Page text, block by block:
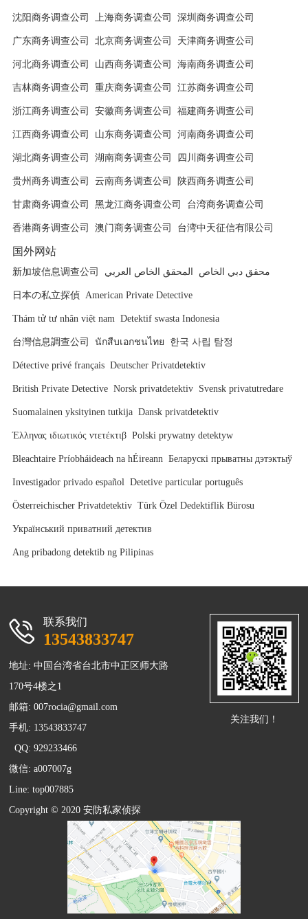
沈阳商务调查公司 上海商务调查公司 深圳商务调查公司
广东商务调查公司 北京商务调查公司 天津商务调查公司
河北商务调查公司 山西商务调查公司 海南商务调查公司
吉林商务调查公司 重庆商务调查公司 江苏商务调查公司
浙江商务调查公司 安徽商务调查公司 福建商务调查公司
江西商务调查公司 山东商务调查公司 河南商务调查公司
湖北商务调查公司 湖南商务调查公司 四川商务调查公司
贵州商务调查公司 云南商务调查公司 陕西商务调查公司
甘肃商务调查公司 黑龙江商务调查公司 台湾商务调查公司
香港商务调查公司 澳门商务调查公司 台湾中天征信有限公司
国外网站
新加坡信息调查公司 المحقق الخاص العربي محقق دبي الخاص
日本の私立探偵 American Private Detective
Thám tử tư nhân việt nam Detektif swasta Indonesia
台灣信息調查公司 นักสืบเอกชนไทย 한국 사립 탐정
Détective privé français Deutscher Privatdetektiv
British Private Detective Norsk privatdetektiv Svensk privatutredare
Suomalainen yksityinen tutkija Dansk privatdetektiv
Έλληνας ιδιωτικός ντετέκτιβ Polski prywatny detektyw
Bleachtaire Príobháideach na hÉireann Беларускі прыватны дэтэктыў
Investigador privado español Detetive particular português
Österreichischer Privatdetektiv Türk Özel Dedektiflik Bürosu
Український приватний детектив
Ang pribadong detektib ng Pilipinas
联系我们
13543833747
地址: 中国台湾省台北市中正区师大路
170号4楼之1
邮箱:007rocia@gmail.com
手机: 13543833747
QQ: 929233466
微信: a007007g
Line: top007885
Copyright © 2020 安防私家侦探
关注我们！